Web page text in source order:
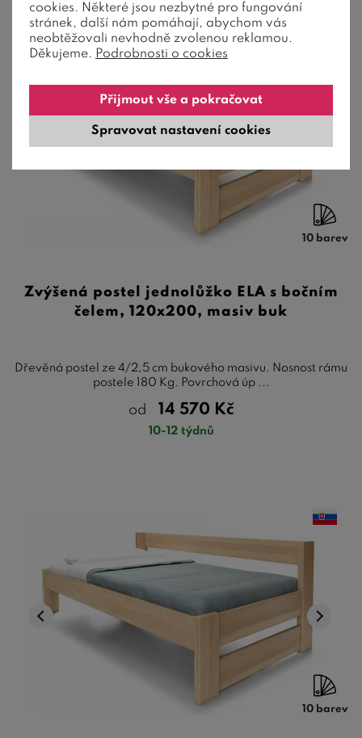
10 barev
Zvýšená postel jednolůžko ELA s bočním
čelem, 120x200, masiv buk
Dřevěná postel ze 4/2,5 cm bukového masivu. Nosnost rámu
postele 180 Kg. Povrchová úp ...
od 14 570 Kč
10-12 týdnů
10 barev
cookies. Některé jsou nezbytné pro fungování
stránek, další nám pomáhají, abychom vás
neobtěžovali nevhodně zvolenou reklamou.
Děkujeme. Podrobnosti o cookies
Spravovat nastavení cookies
Přijmout vše a pokračovat